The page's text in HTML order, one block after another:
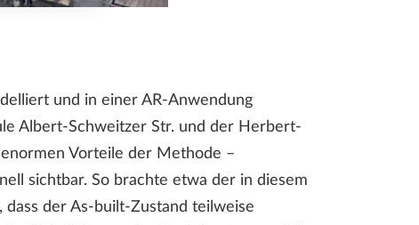
und in einer AR-Anwendung
Albert-Schweitzer Str. und der Herbert-
Vorteile der Methode –
sichtbar. So brachte etwa der in diesem
der As-built-Zustand teilweise